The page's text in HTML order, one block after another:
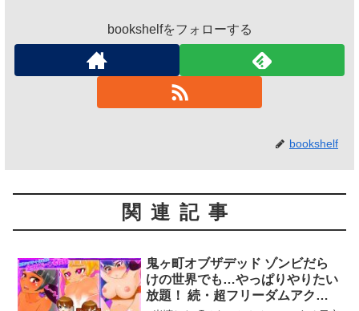
bookshelfをフォローする
bookshelf
関連記事
鬼ヶ町オブザデッド ゾンビだら
けの世界でも…やっぱりやりたい
放題！ 続・超フリーダムアクシ